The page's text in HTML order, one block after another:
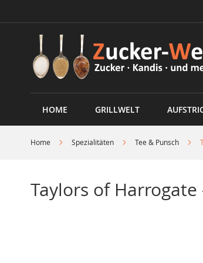
zum
HOME GRILLWELT
Home Spezialitäten Tee & Punsch
Taylors of Harrogate